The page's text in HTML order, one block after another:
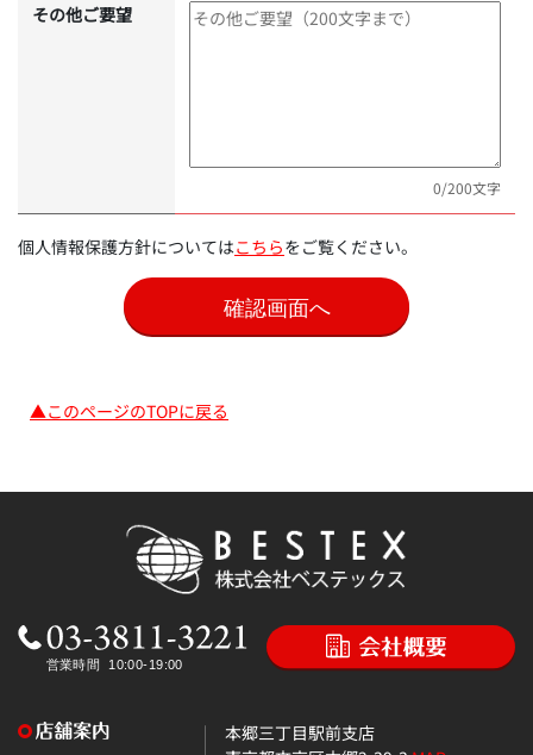
その他ご要望
0/200文字
個人情報保護方針についてはこちらをご覧ください。
▲このページのTOPに戻る
本郷三丁目駅前支店